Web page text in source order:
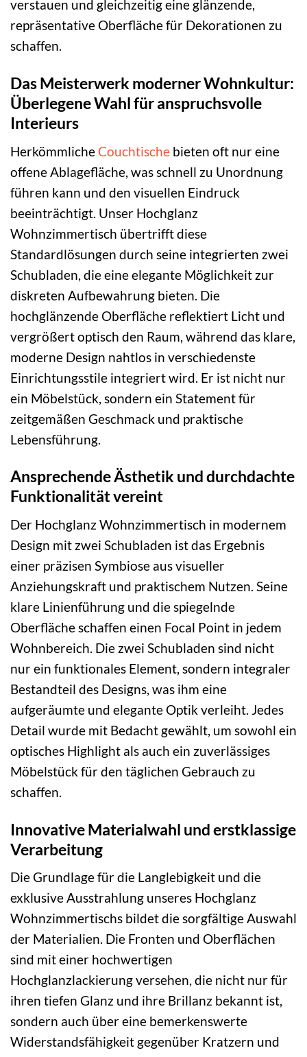
verstauen und gleichzeitig eine glänzende,
repräsentative Oberfläche für Dekorationen zu
schaffen.
Das Meisterwerk moderner Wohnkultur:
Überlegene Wahl für anspruchsvolle
Interieurs
Herkömmliche Couchtische bieten oft nur eine
offene Ablagefläche, was schnell zu Unordnung
führen kann und den visuellen Eindruck
beeinträchtigt. Unser Hochglanz
Wohnzimmertisch übertrifft diese
Standardlösungen durch seine integrierten zwei
Schubladen, die eine elegante Möglichkeit zur
diskreten Aufbewahrung bieten. Die
hochglänzende Oberfläche reflektiert Licht und
vergrößert optisch den Raum, während das klare,
moderne Design nahtlos in verschiedenste
Einrichtungsstile integriert wird. Er ist nicht nur
ein Möbelstück, sondern ein Statement für
zeitgemäßen Geschmack und praktische
Lebensführung.
Ansprechende Ästhetik und durchdachte
Funktionalität vereint
Der Hochglanz Wohnzimmertisch in modernem
Design mit zwei Schubladen ist das Ergebnis
einer präzisen Symbiose aus visueller
Anziehungskraft und praktischem Nutzen. Seine
klare Linienführung und die spiegelnde
Oberfläche schaffen einen Focal Point in jedem
Wohnbereich. Die zwei Schubladen sind nicht
nur ein funktionales Element, sondern integraler
Bestandteil des Designs, was ihm eine
aufgeräumte und elegante Optik verleiht. Jedes
Detail wurde mit Bedacht gewählt, um sowohl ein
optisches Highlight als auch ein zuverlässiges
Möbelstück für den täglichen Gebrauch zu
schaffen.
Innovative Materialwahl und erstklassige
Verarbeitung
Die Grundlage für die Langlebigkeit und die
exklusive Ausstrahlung unseres Hochglanz
Wohnzimmertischs bildet die sorgfältige Auswahl
der Materialien. Die Fronten und Oberflächen
sind mit einer hochwertigen
Hochglanzlackierung versehen, die nicht nur für
ihren tiefen Glanz und ihre Brillanz bekannt ist,
sondern auch über eine bemerkenswerte
Widerstandsfähigkeit gegenüber Kratzern und